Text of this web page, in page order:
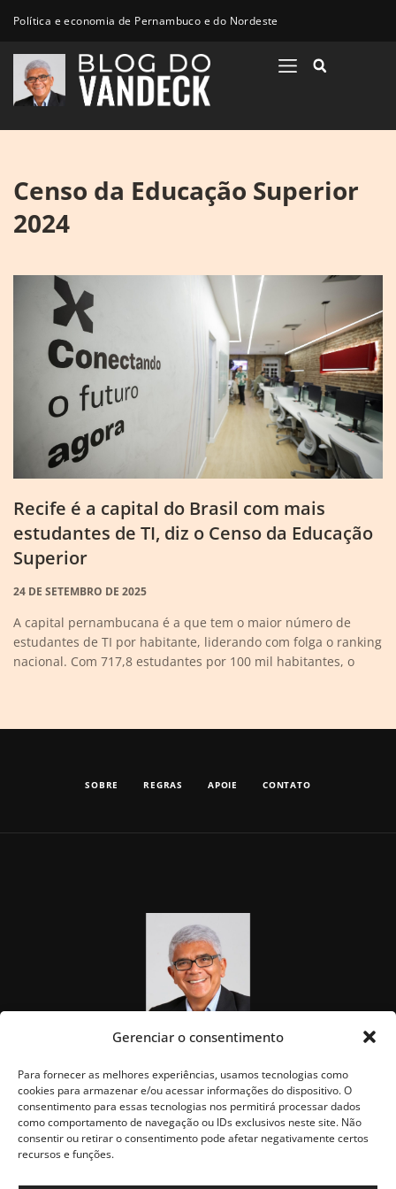
Gerenciar o consentimento
Para fornecer as melhores experiências, usamos tecnologias como
cookies para armazenar e/ou acessar informações do dispositivo. O
consentimento para essas tecnologias nos permitirá processar dados
como comportamento de navegação ou IDs exclusivos neste site. Não
consentir ou retirar o consentimento pode afetar negativamente certos
recursos e funções.
Política e economia de Pernambuco e do Nordeste
Censo da Educação Superior
2024
Recife é a capital do Brasil com mais
estudantes de TI, diz o Censo da Educação
Superior
24 DE SETEMBRO DE 2025
A capital pernambucana é a que tem o maior número de
estudantes de TI por habitante, liderando com folga o ranking
nacional. Com 717,8 estudantes por 100 mil habitantes, o
SOBRE REGRAS APOIE CONTATO